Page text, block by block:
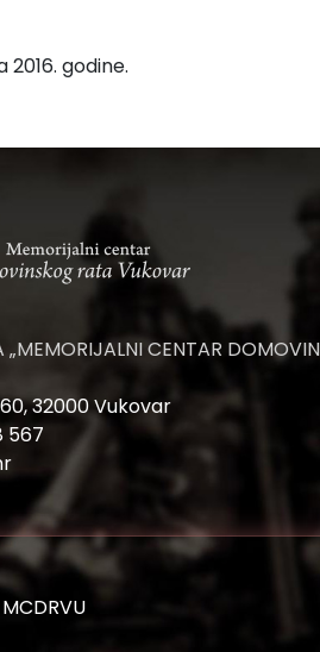
2016. godine.
CENTAR
32000 Vukovar
567